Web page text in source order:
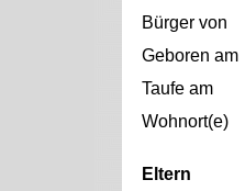
Bürger von
Geboren am
Taufe am
Wohnort(e)
Eltern